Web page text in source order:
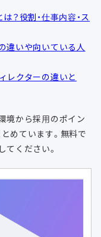
？役割・仕事内容・ス
違いや向いている人
レクターの違いと
境から採用のポイン
めています。無料で
てください。